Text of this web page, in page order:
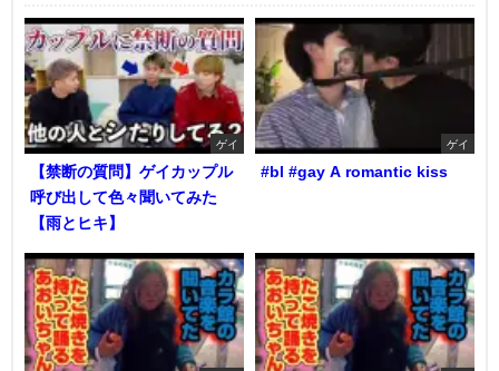
ゲイ
【禁断の質問】ゲイカップル
呼び出して色々聞いてみた
【雨とヒキ】
ゲイ
#bl #gay A romantic kiss